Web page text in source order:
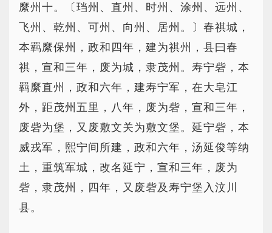
縻州十。〔珰州、直州、时州、涂州、远州、
飞州、乾州、可州、向州、居州。〕春祺城，
本羁縻保州，政和四年，建为祺州，县曰春
祺，宣和三年，废为城，隶茂州。寿宁砦，本
羁縻直州，政和六年，建寿宁军，在大皂江
外，距茂州五里，八年，废为砦，宣和三年，
废砦为堡，又废敷文关为敷文堡。延宁砦，本
威戎军，熙宁间所建，政和六年，汤延俊等纳
土，重筑军城，改名延宁，宣和三年，废为
砦，隶茂州，四年，又废砦及寿宁堡入汶川
县。